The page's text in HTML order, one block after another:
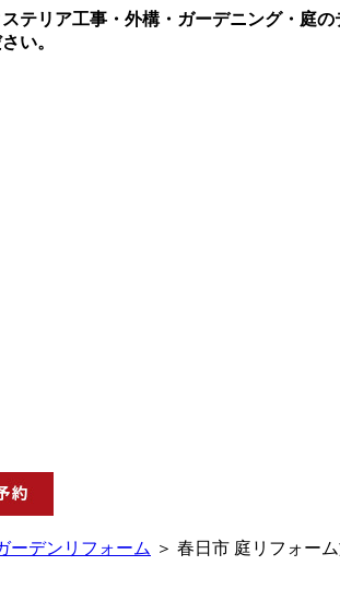
テリア工事・外構・ガーデニング・庭
い。
ーデンリフォーム ＞ 春日市 庭リフォー